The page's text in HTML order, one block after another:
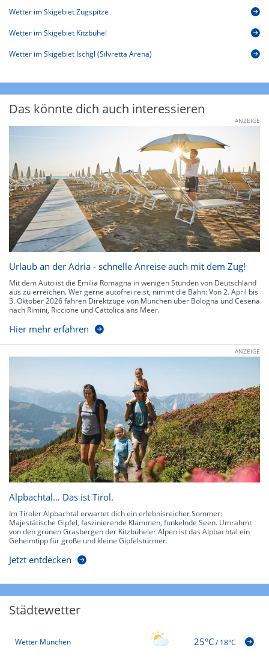
Wetter im Skigebiet Zugspitze
Wetter im Skigebiet Kitzbühel
Wetter im Skigebiet Ischgl (Silvretta Arena)
Das könnte dich auch interessieren
ANZEIGE
Urlaub an der Adria - schnelle Anreise auch mit dem Zug!
Mit dem Auto ist die Emilia Romagna in wenigen Stunden von Deutschland
aus zu erreichen. Wer gerne autofrei reist, nimmt die Bahn: Von 2. April bis
3. Oktober 2026 fahren Direktzüge von München über Bologna und Cesena
nach Rimini, Riccione und Cattolica ans Meer.
Hier mehr erfahren
ANZEIGE
Alpbachtal… Das ist Tirol.
Im Tiroler Alpbachtal erwartet dich ein erlebnisreicher Sommer:
Majestätische Gipfel, faszinierende Klammen, funkelnde Seen. Umrahmt
von den grünen Grasbergen der Kitzbüheler Alpen ist das Alpbachtal ein
Geheimtipp für große und kleine Gipfelstürmer.
Jetzt entdecken
Städtewetter
Wetter München 25°C/18°C